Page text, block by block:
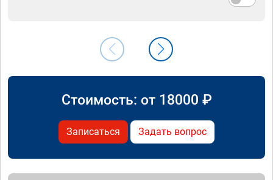
Стоимость: от 18000 ₽
Записаться Задать вопрос